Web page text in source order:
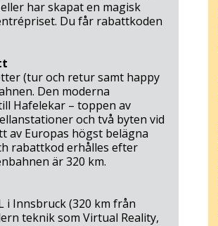
har skapat en magisk
Du får rabattkoden
(tur och retur samt happy
Den moderna
Hafelekar – toppen av
och två byten vid
av Europas högst belägna
rabattkod erhålles efter
är 320 km.
i Innsbruck (320 km från
teknik som Virtual Reality,